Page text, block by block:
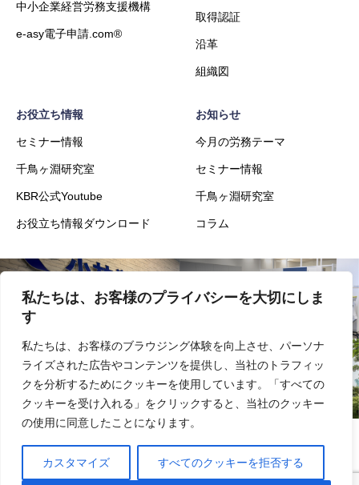
私たちは、お客様のプライバシーを大切にしま
す
私たちは、お客様のブラウジング体験を向上させ、パーソナ
ライズされた広告やコンテンツを提供し、当社のトラフィッ
クを分析するためにクッキーを使用しています。「すべての
クッキーを受け入れる」をクリックすると、当社のクッキー
の使用に同意したことになります。
カスタマイズ すべてのクッキーを拒否する
中小企業経営労務支援機構
e-asy電子申請.com®
取得認証
沿革
組織図
お役立ち情報
セミナー情報
千鳥ヶ淵研究室
KBR公式Youtube
お役立ち情報ダウンロード
お知らせ
今月の労務テーマ
セミナー情報
千鳥ヶ淵研究室
コラム
会社概要 事業内容
実績 採用
情報セキュリティ基本方針 プライバシーポリシー サイトマップ
お問い合わせ よくあるご質問